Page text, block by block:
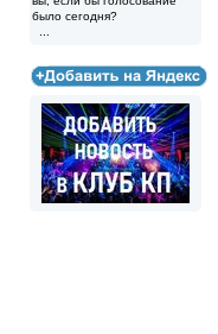
было сегодня?